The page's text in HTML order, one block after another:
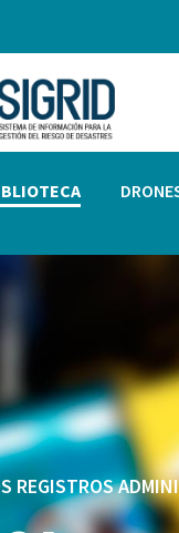
REGISTROS